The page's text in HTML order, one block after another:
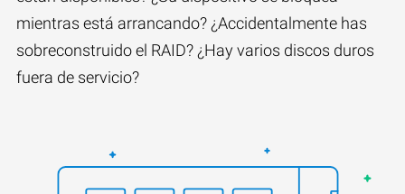
mientras está arrancando? ¿Accidentalmente has
sobreconstruido el RAID? ¿Hay varios discos duros
fuera de servicio?